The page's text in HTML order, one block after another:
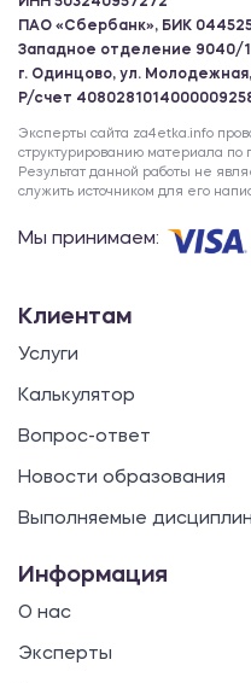
ПАО «Сбербанк», БИК
Западное отделение 9040/
г. Одинцово, ул. Молодежная,
Р/счет
Эксперты сайта za4etka.info
структурированию материала
Результат данной работы не
служить источником для его
Мы принимаем:
Клиентам
Услуги
Калькулятор
Вопрос-ответ
Новости образования
Выполняемые
Информация
О нас
Эксперты